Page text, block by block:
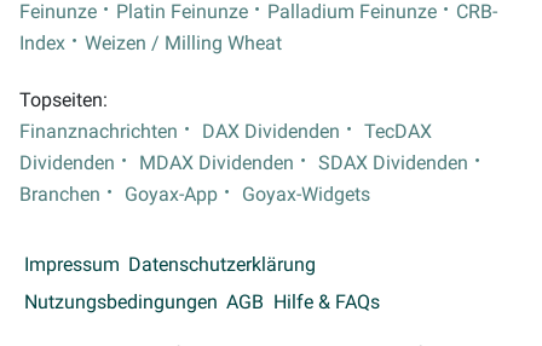
Feinunze
Platin Feinunze Palladium Feinunze
CRB-
Index
Weizen / Milling Wheat
Topseiten:
Finanznachrichten
DAX Dividenden
TecDAX
Dividenden
MDAX Dividenden
SDAX Dividenden
Branchen
Goyax-App Goyax-Widgets
Impressum Datenschutzerklärung
Nutzungsbedingungen AGB Hilfe & FAQs